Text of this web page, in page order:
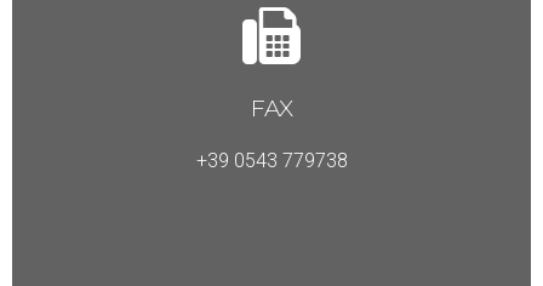
FAX
+39 0543 779738